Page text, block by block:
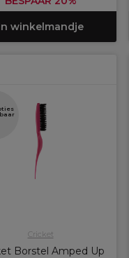
winkelmandje
Cricket
Borstel Amped Up